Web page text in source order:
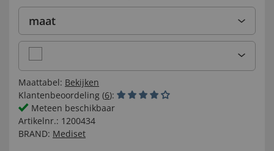
maat
Maattabel: Bekijken
Klantenbeoordeling (6):
Meteen beschikbaar
Artikelnr.: 1200434
BRAND: Mediset